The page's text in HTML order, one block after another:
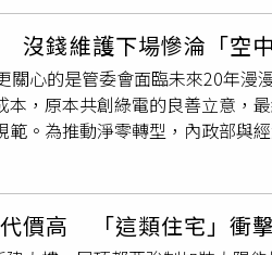
地共有者之一；周姓婦人也不滿
地及外牆的所有權。85度C同棟
未到庭接受北檢偵訊，僅透過
姓加盟主供稱，從2006年8月1日
效曾在2005年修法，從輕罪到
徒刑之罪」，追訴期從10年拉
早於2006年7月1日，應適用舊
房屋仲介公司，想調閱當時店面
置時間，檢察官唯一能認定的事
錢維護下場慘淪「空中
心的是管委會面臨未來20年漫
，原本共創綠電的良善立意，
。為推動淨零轉型，內政部與
面積達1,000平方公尺（約302
排除在規範之外，但若照常實施
的基地未來屋頂都須加裝光電板
受災，又以嘉義縣約有11.4萬片
價高 「這類住宅」衝